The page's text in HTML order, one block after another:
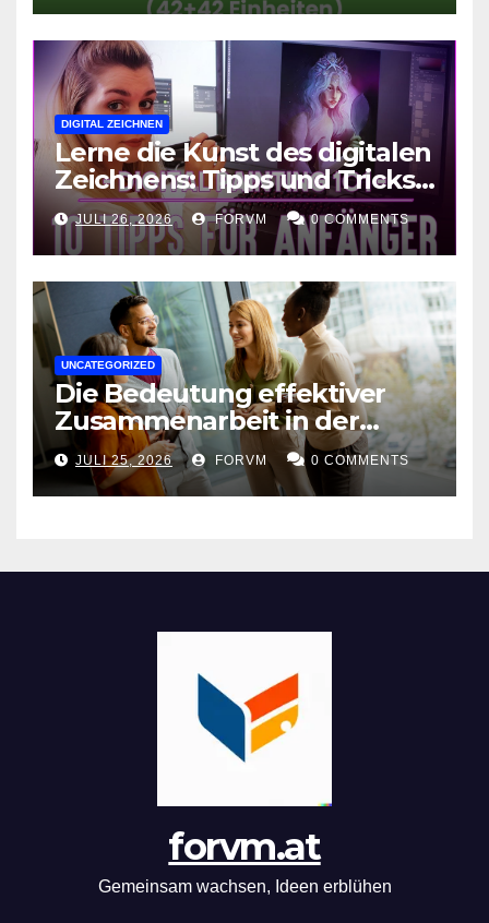
DIGITAL ZEICHNEN
Lerne die Kunst des digitalen
Zeichnens: Tipps und Tricks
für kreative Ausdruckskunst
JULI 26, 2026 FORVM 0 COMMENTS
UNCATEGORIZED
Die Bedeutung effektiver
Zusammenarbeit in der
Arbeitswelt
JULI 25, 2026 FORVM 0 COMMENTS
forvm.at
Gemeinsam wachsen, Ideen erblühen